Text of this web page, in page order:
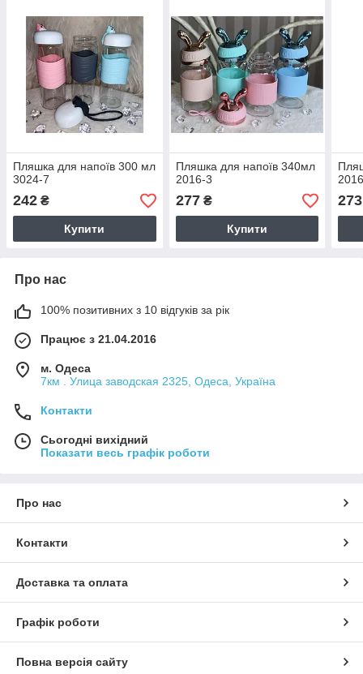
Пляшка для напоїв 300 мл
3024-7
242 ₴
Купити
Пляшка для напоїв 340мл
2016-3
277₴
Купити
273
Про нас
100% позитивних з 10 відгуків за рік
Працює з 21.04.2016
м. Одеса
7км . Улица заводская 2325, Одеса, Україна
Контакти
Сьогодні вихідний
Показати весь графік роботи
Про нас
Контакти
Доставка та оплата
Графік роботи
Повна версія сайту